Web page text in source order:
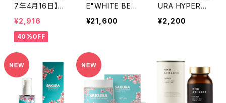
7年4月16日】VI
CELLA 抹茶（M
ATCHA）サプリ
メント 60粒
¥2,916
40%OFF
E"WHITE BEA
UTY PLUS"SU
PPLEMENT 12
びら＋燕の巣＋
コラーゲン＋セ
ラミド＋アスタキ
サンチン
¥21,600
URA HYPERT
ONIC MOISTU
RIZING FACIAL
ox／さくら高浸
透保湿 フェイシ
ャル・シートマス
ク 25ｍL枚ｘ5
¥2,200